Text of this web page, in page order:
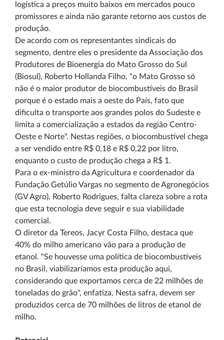
logística a preços muito baixos em mercados pouco
promissores e ainda não garante retorno aos custos de
produção.
De acordo com os representantes sindicais do
segmento, dentre eles o presidente da Associação dos
Produtores de Bioenergia do Mato Grosso do Sul
(Biosul), Roberto Hollanda Filho, "o Mato Grosso só
não é o maior produtor de biocombustíveis do Brasil
porque é o estado mais a oeste do País, fato que
dificulta o transporte aos grandes polos do Sudeste e
limita a comercialização a estados da região Centro-
Oeste e Norte". Nestas regiões, o biocombustível chega
a ser vendido entre R$ 0,18 e R$ 0,22 por litro,
enquanto o custo de produção chega a R$ 1.
Para o ex-ministro da Agricultura e coordenador da
Fundação Getúlio Vargas no segmento de Agronegócios
(GV Agro), Roberto Rodrigues, falta clareza sobre a rota
que esta tecnologia deve seguir e sua viabilidade
comercial.
O diretor da Tereos, Jacyr Costa Filho, destaca que
40% do milho americano vão para a produção de
etanol. "Se houvesse uma política de biocombustíveis
no Brasil, viabilizaríamos esta produção aqui,
considerando que exportamos cerca de 22 milhões de
toneladas do grão", enfatiza. Nesta safra, devem ser
produzidos cerca de 70 milhões de litros de etanol de
milho.